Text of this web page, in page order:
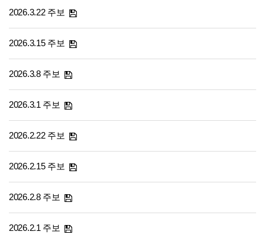
2026.3.22 주보
2026.3.15 주보
2026.3.8 주보
2026.3.1 주보
2026.2.22 주보
2026.2.15 주보
2026.2.8 주보
2026.2.1 주보